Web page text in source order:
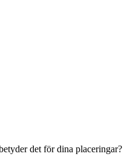
det för dina placeringar?